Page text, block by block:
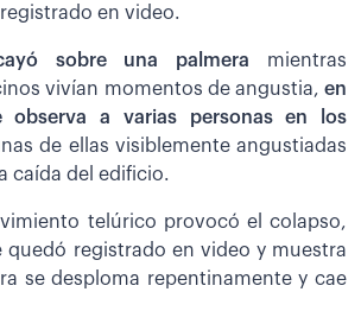
en video.
sobre una palmera mientras
vivían momentos de angustia, en
observa a varias personas en los
de ellas visiblemente angustiadas
caída del edificio.
telúrico provocó el colapso,
quedó registrado en video y muestra
se desploma repentinamente y cae